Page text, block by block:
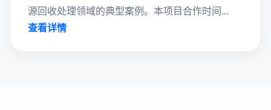
源回收处理领域的典型案例。本项目合作时间...
查看详情